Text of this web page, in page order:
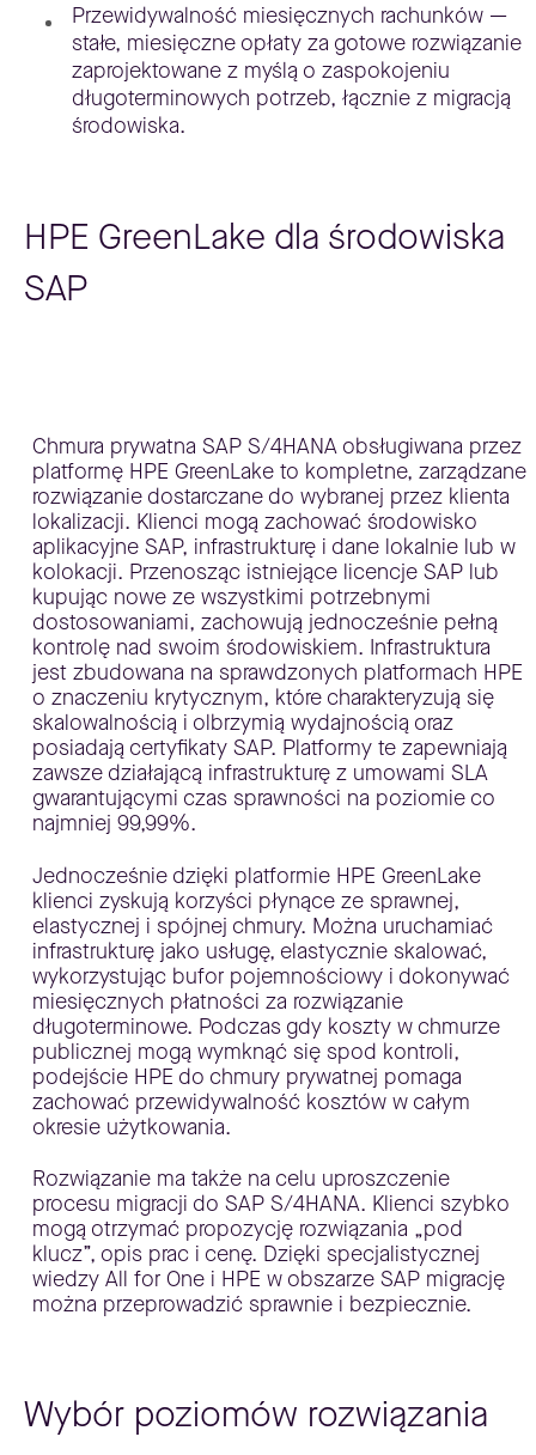
Przewidywalność miesięcznych rachunków —
stałe, miesięczne opłaty za gotowe rozwiązanie
zaprojektowane z myślą o zaspokojeniu
długoterminowych potrzeb, łącznie z migracją
środowiska.
HPE GreenLake dla środowiska
SAP
Chmura prywatna SAP S/4HANA obsługiwana przez
platformę HPE GreenLake to kompletne, zarządzane
rozwiązanie dostarczane do wybranej przez klienta
lokalizacji. Klienci mogą zachować środowisko
aplikacyjne SAP, infrastrukturę i dane lokalnie lub w
kolokacji. Przenosząc istniejące licencje SAP lub
kupując nowe ze wszystkimi potrzebnymi
dostosowaniami, zachowują jednocześnie pełną
kontrolę nad swoim środowiskiem. Infrastruktura
jest zbudowana na sprawdzonych platformach HPE
o znaczeniu krytycznym, które charakteryzują się
skalowalnością i olbrzymią wydajnością oraz
posiadają certyfikaty SAP. Platformy te zapewniają
zawsze działającą infrastrukturę z umowami SLA
gwarantującymi czas sprawności na poziomie co
najmniej 99,99%.
Jednocześnie dzięki platformie HPE GreenLake
klienci zyskują korzyści płynące ze sprawnej,
elastycznej i spójnej chmury. Można uruchamiać
infrastrukturę jako usługę, elastycznie skalować,
wykorzystując bufor pojemnościowy i dokonywać
miesięcznych płatności za rozwiązanie
długoterminowe. Podczas gdy koszty w chmurze
publicznej mogą wymknąć się spod kontroli,
podejście HPE do chmury prywatnej pomaga
zachować przewidywalność kosztów w całym
okresie użytkowania.
Rozwiązanie ma także na celu uproszczenie
procesu migracji do SAP S/4HANA. Klienci szybko
mogą otrzymać propozycję rozwiązania „pod
klucz”, opis prac i cenę. Dzięki specjalistycznej
wiedzy All for One i HPE w obszarze SAP migrację
można przeprowadzić sprawnie i bezpiecznie.
Wybór poziomów rozwiązania